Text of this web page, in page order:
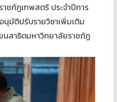
ชภัฏเทพสตรี ประจำปีการ
มัติปรับรายวิชาเพิ่มเติม
นสาธิตมหาวิทยาลัยราชภัฏ